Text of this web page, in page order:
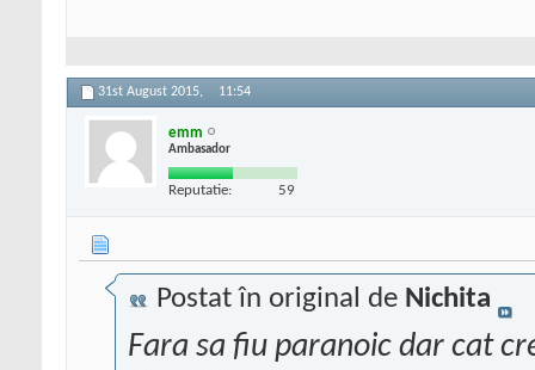
31st August 2015, 11:54
emm
Ambasador
Reputatie: 59
Postat în original de Nichita
Fara sa fiu paranoic dar cat